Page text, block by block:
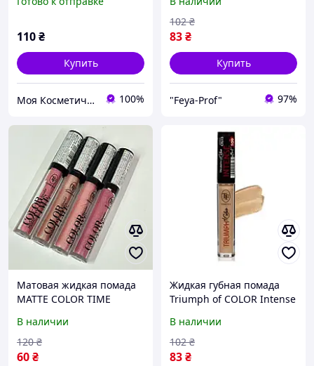
110₴
Купить
Моя Косметичка 100%
83₴
102 ₴
Купить
"Feya-Prof" 97%
Матовая жидкая помада
MATTE COLOR TIME
CTL12М 309
В наличии
60₴
120 ₴
Жидкая губная помада
Triumph of COLOR Intense
В наличии
83₴
102 ₴